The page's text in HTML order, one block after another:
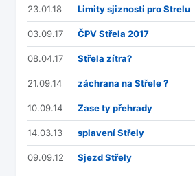
23.01.18 Limity sjiznosti pro Strelu
03.09.17 ČPV Střela 2017
08.04.17 Střela zítra?
21.09.14 záchrana na Střele ?
10.09.14 Zase ty přehrady
14.03.13 splavení Střely
09.09.12 Sjezd Střely